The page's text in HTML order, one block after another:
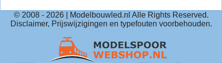
© 2008 - 2026| Modelbouwled.nl Alle Rights Reserved.
Disclaimer, Prijswijzigingen en typefouten voorbehouden.